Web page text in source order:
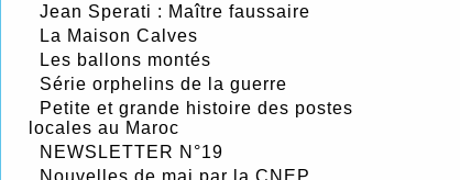
Jean Sperati : Maître faussaire
La Maison Calves
Les ballons montés
Série orphelins de la guerre
Petite et grande histoire des postes
locales au Maroc
NEWSLETTER N°19
Nouvelles de mai par la CNEP